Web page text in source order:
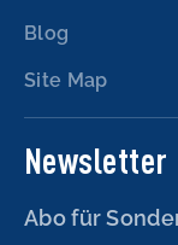
Blog
Site Map
Newsletter
Abo für